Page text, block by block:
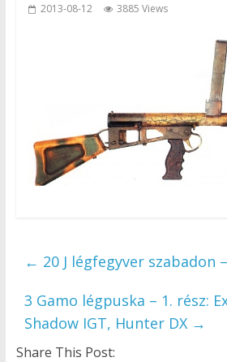
2013-08-12 3885 Views
← 20 J légfegyver szabadon
3 Gamo légpuska – 1. rész:
Shadow IGT, Hunter DX →
Share This Post: